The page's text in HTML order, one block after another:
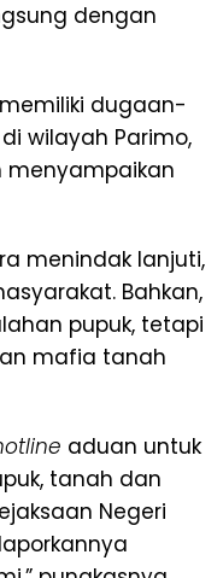
dengan
dugaan-
wilayah Parimo,
menindak lanjuti,
Bahkan,
pupuk, tetapi
mafia tanah
aduan untuk
tanah dan
Negeri